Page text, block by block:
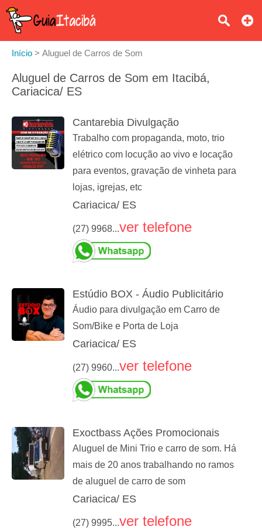
Início > Aluguel de Carros de Som
Aluguel de Carros de Som em Itacibá,
Cariacica/ ES
Cantarebia Divulgação
Trabalho com propaganda, moto, trio
elétrico com locução ao vivo e locação
para eventos, gravação de vinheta para
lojas, igrejas, etc
Cariacica/ ES
(27) 9968...ver telefone
Estúdio BOX - Áudio Publicitário
Áudio para divulgação em Carro de
Som/Bike e Porta de Loja
Cariacica/ ES
(27) 9960...ver telefone
Exoctbass Ações Promocionais
Aluguel de Mini Trio e carro de som. Há
mais de 20 anos trabalhando no ramos
de aluguel de carro de som
Cariacica/ ES
(27) 9995...ver telefone